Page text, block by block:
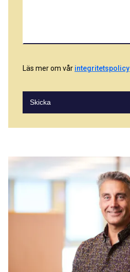
Läs mer om vår integritetspolicy
Skicka